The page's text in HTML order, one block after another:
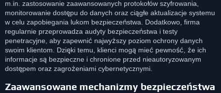
m.in. zastosowanie zaawansowanych protokołów szyfrowania,
monitorowanie dostępu do danych oraz ciągłe aktualizacje systemu
w celu zapobiegania lukom bezpieczeństwa. Dodatkowo, firma
regularnie przeprowadza audyty bezpieczeństwa i testy
penetracyjne, aby zapewnić najwyższy poziom ochrony danych
swoim klientom. Dzięki temu, klienci mogą mieć pewność, że ich
informacje są bezpieczne i chronione przed nieautoryzowanym
dostępem oraz zagrożeniami cybernetycznymi.
Zaawansowane mechanizmy bezpieczeństwa